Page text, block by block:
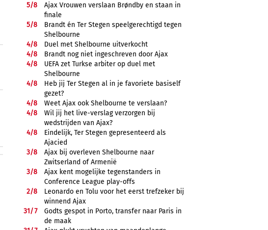
5/8
Ajax Vrouwen verslaan Brøndby en staan in
finale
5/8
Brandt én Ter Stegen speelgerechtigd tegen
Shelbourne
4/8
Duel met Shelbourne uitverkocht
4/8
Brandt nog niet ingeschreven door Ajax
4/8
UEFA zet Turkse arbiter op duel met
Shelbourne
4/8
Heb jij Ter Stegen al in je favoriete basiself
gezet?
4/8
Weet Ajax ook Shelbourne te verslaan?
4/8
Wil jij het live-verslag verzorgen bij
wedstrijden van Ajax?
4/8
Eindelijk, Ter Stegen gepresenteerd als
Ajacied
3/8
Ajax bij overleven Shelbourne naar
Zwitserland of Armenië
3/8
Ajax kent mogelijke tegenstanders in
Conference League play-offs
2/8
Leonardo en Tolu voor het eerst trefzeker bij
winnend Ajax
31/7
Godts gespot in Porto, transfer naar Paris in
de maak